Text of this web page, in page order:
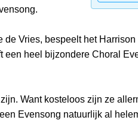
de Vries, bespeelt het
een heel bijzondere Choral
Want kosteloos zijn ze
Evensong natuurlijk al